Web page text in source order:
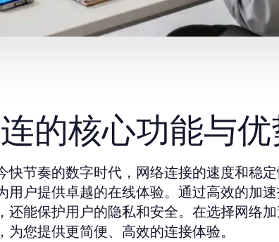
的核心功能与
快节奏的数字时代，网络连接的速度和稳
用户提供卓越的在线体验。通过高效的加
还能保护用户的隐私和安全。在选择网络
，为您提供更简便、高效的连接体验。